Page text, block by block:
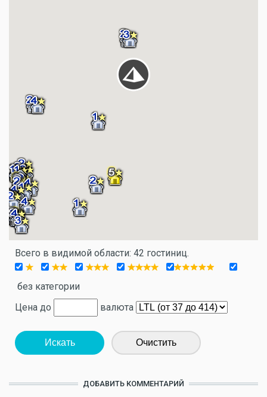
Всего в видимой области: 42 гостиниц.
без категории
Цена до
валюта
Искать Очистить
ДОБАВИТЬ КОММЕНТАРИЙ